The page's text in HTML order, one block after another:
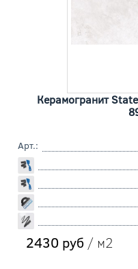
Керамогранит
Арт.:
2430 руб / м2